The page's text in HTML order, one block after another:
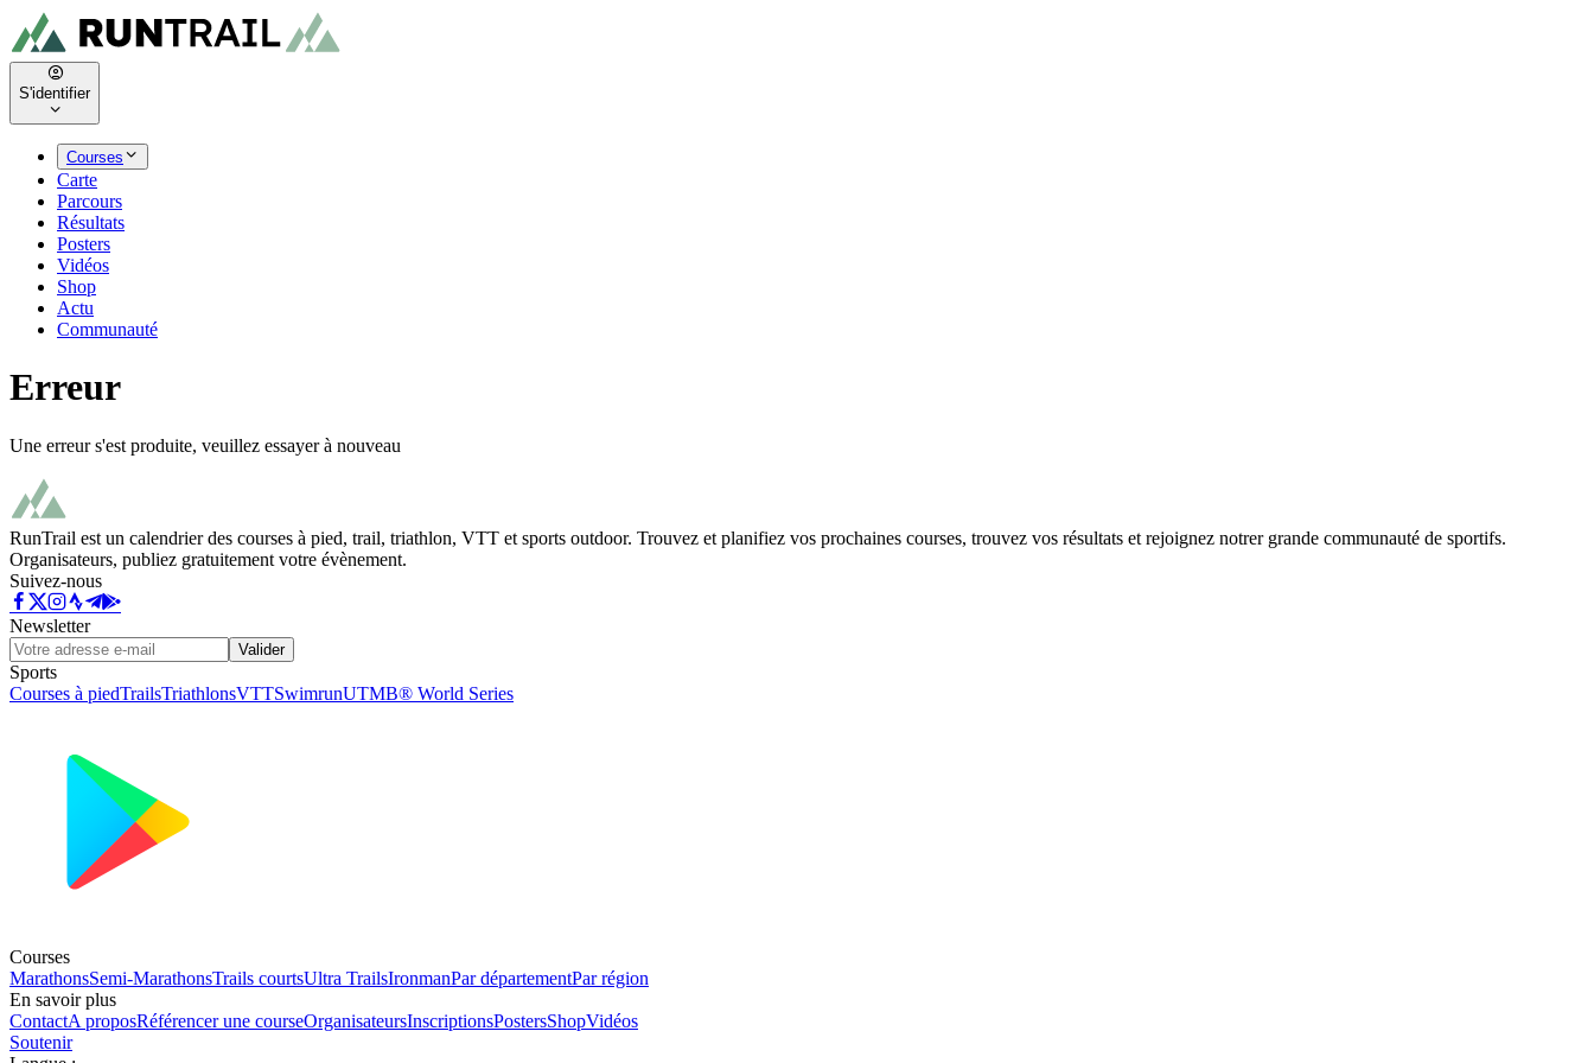
S'identifier
Courses
Carte
Parcours
Résultats
Posters
Vidéos
Shop
Actu
Communauté
Erreur
Une erreur s'est produite, veuillez essayer à nouveau
RunTrail est un calendrier des courses à pied, trail, triathlon, VTT et sports outdoor. Trouvez et planifiez vos prochaines courses, trouvez vos résultats et rejoignez notrer grande communauté de sportifs.
Organisateurs, publiez gratuitement votre évènement.
Suivez-nous
Newsletter
Valider
Sports
Courses à piedTrailsTriathlonsVTTSwimrunUTMB® World Series
Courses
MarathonsSemi-MarathonsTrails courtsUltra TrailsIronmanPar départementPar région
En savoir plus
ContactA proposRéférencer une courseOrganisateursInscriptionsPostersShopVidéos
Soutenir